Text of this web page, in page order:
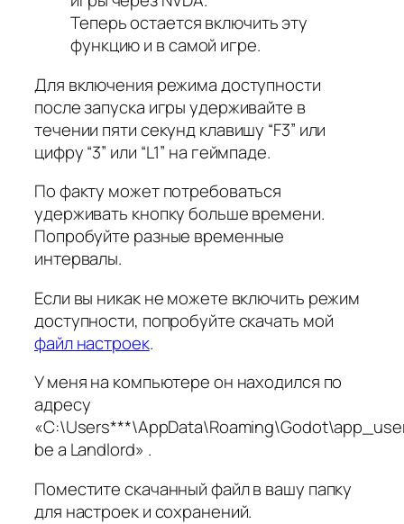
Теперь остается включить эту
функцию и в самой игре.
Для включения режима доступности
после запуска игры удерживайте в
течении пяти секунд клавишу “F3” или
цифру “3” или “L1” на геймпаде.
По факту может потребоваться
удерживать кнопку больше времени.
Попробуйте разные временные
интервалы.
Если вы никак не можете включить режим
доступности, попробуйте скачать мой
файл настроек.
У меня на компьютере он находился по
адресу
be a Landlord» .
Поместите скачанный файл в вашу папку
для настроек и сохранений.